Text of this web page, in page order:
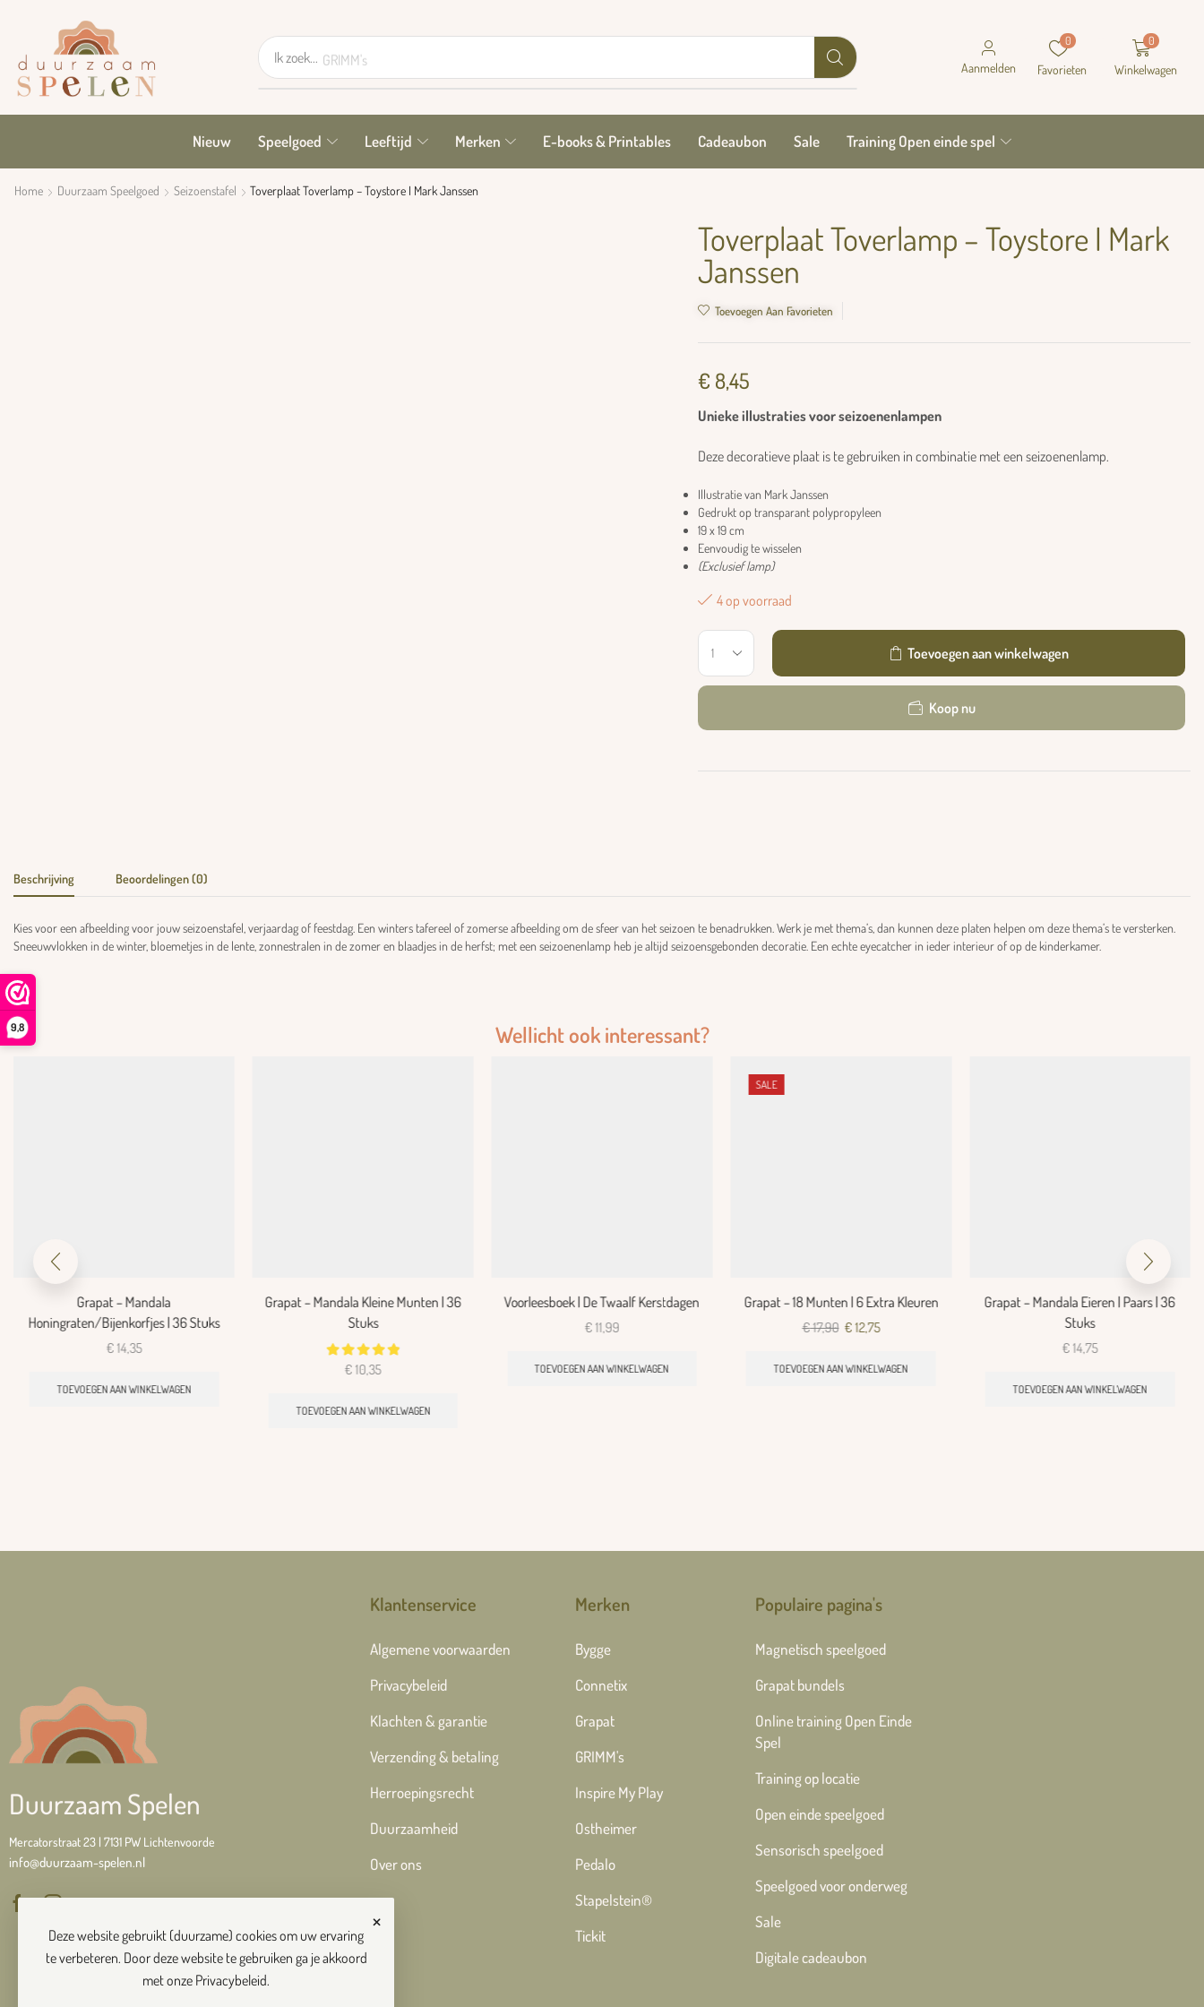
9,8
Ik zoek... GRIMM's
Aanmelden
0
Favorieten
0
Winkelwagen
Nieuw Speelgoed Leeftijd Merken E-books & Printables Cadeaubon Sale Training Open einde spel
Home Duurzaam Speelgoed Seizoenstafel Toverplaat Toverlamp – Toystore I Mark Janssen
Toverplaat Toverlamp – Toystore I Mark
Janssen
Toevoegen Aan Favorieten
€ 8,45
Unieke illustraties voor seizoenenlampen
Deze decoratieve plaat is te gebruiken in combinatie met een seizoenenlamp.
Illustratie van Mark Janssen
Gedrukt op transparant polypropyleen
19 x 19 cm
Eenvoudig te wisselen
(Exclusief lamp)
4 op voorraad
Toevoegen aan winkelwagen
Koop nu
Beschrijving Beoordelingen (0)
Kies voor een afbeelding voor jouw seizoenstafel, verjaardag of feestdag. Een winters tafereel of zomerse afbeelding om de sfeer van het seizoen te benadrukken. Werk je met thema’s, dan kunnen deze platen helpen om deze thema’s te versterken.
Sneeuwvlokken in de winter, bloemetjes in de lente, zonnestralen in de zomer en blaadjes in de herfst; met een seizoenenlamp heb je altijd seizoensgebonden decoratie. Een echte eyecatcher in ieder interieur of op de kinderkamer.
Wellicht ook interessant?
Grapat – Mandala
Honingraten/Bijenkorfjes | 36 Stuks
€ 14,35
TOEVOEGEN AAN WINKELWAGEN
Grapat – Mandala Kleine Munten | 36
Stuks
€ 10,35
TOEVOEGEN AAN WINKELWAGEN
Voorleesboek | De Twaalf Kerstdagen
€ 11,99
TOEVOEGEN AAN WINKELWAGEN
SALE
Grapat – 18 Munten | 6 Extra Kleuren
€17,90 €12,75
TOEVOEGEN AAN WINKELWAGEN
Grapat – Mandala Eieren | Paars | 36
Stuks
€ 14,75
TOEVOEGEN AAN WINKELWAGEN
Duurzaam Spelen
Mercatorstraat 23 | 7131 PW Lichtenvoorde
info@duurzaam-spelen.nl
Klantenservice
Algemene voorwaarden
Privacybeleid
Klachten & garantie
Verzending & betaling
Herroepingsrecht
Duurzaamheid
Over ons
Merken
Bygge
Connetix
Grapat
GRIMM's
Inspire My Play
Ostheimer
Pedalo
Stapelstein®
Tickit
Populaire pagina's
Magnetisch speelgoed
Grapat bundels
Online training Open Einde
Spel
Training op locatie
Open einde speelgoed
Sensorisch speelgoed
Speelgoed voor onderweg
Sale
Digitale cadeaubon
×
Deze website gebruikt (duurzame) cookies om uw ervaring
te verbeteren. Door deze website te gebruiken ga je akkoord
met onze Privacybeleid.